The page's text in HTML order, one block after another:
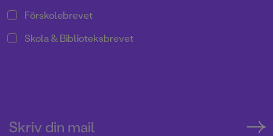
Förskolebrevet
Skola & Biblioteksbrevet